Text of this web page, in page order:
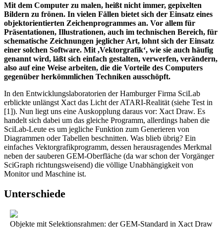
Mit dem Computer zu malen, heißt nicht immer, gepixelten
Bildern zu frönen. In vielen Fällen bietet sich der Einsatz eines
objektorientierten Zeichenprogrammes an. Vor allem für
Präsentationen, Illustrationen, auch im technischen Bereich, für
schematische Zeichnungen jeglicher Art, lohnt sich der Einsatz
einer solchen Software. Mit ,Vektorgrafik‘, wie sie auch häufig
genannt wird, läßt sich einfach gestalten, verwerfen, verändern,
also auf eine Weise arbeiten, die die Vorteile des Computers
gegenüber herkömmlichen Techniken ausschöpft.
In den Entwicklungslaboratorien der Hamburger Firma SciLab
erblickte unlängst Xact das Licht der ATARI-Realität (siehe Test in
[1]). Nun liegt uns eine Auskopplung daraus vor: Xact Draw. Es
handelt sich dabei um das gleiche Programm, allerdings haben die
SciLab-Leute es um jegliche Funktion zum Generieren von
Diagrammen oder Tabellen beschnitten. Was blieb übrig? Ein
einfaches Vektorgrafikprogramm, dessen herausragendes Merkmal
neben der sauberen GEM-Oberfläche (da war schon der Vorgänger
SciGraph richtungsweisend) die völlige Unabhängigkeit von
Monitor und Maschine ist.
Unterschiede
Objekte mit Selektionsrahmen: der GEM-Standard in Xact Draw